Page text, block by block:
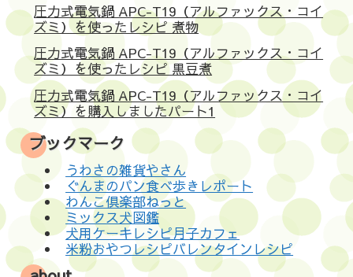
圧力式電気鍋 APC-T19（アルファックス・コイ
ズミ）を使ったレシピ 煮物
圧力式電気鍋 APC-T19（アルファックス・コイ
ズミ）を使ったレシピ 黒豆煮
圧力式電気鍋 APC-T19（アルファックス・コイ
ズミ）を購入しましたパート1
ブックマーク
うわさの雑貨やさん
ぐんまのパン食べ歩きレポート
わんこ倶楽部ねっと
ミックス犬図鑑
犬用ケーキレシピ月子カフェ
米粉おやつレシピバレンタインレシピ